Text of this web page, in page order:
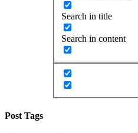
Search in title
Search in content
Post Tags